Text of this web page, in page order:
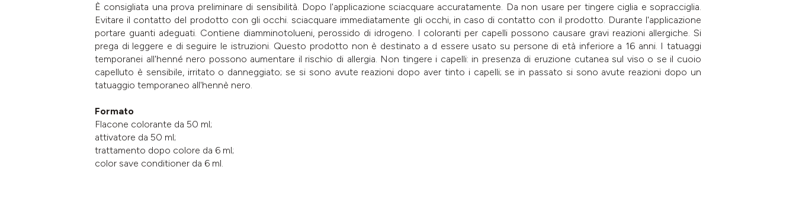
È consigliata una prova preliminare di sensibilità. Dopo l'applicazione sciacquare accuratamente. Da non usare per tingere ciglia e sopracciglia.
Evitare il contatto del prodotto con gli occhi. sciacquare immediatamente gli occhi, in caso di contatto con il prodotto. Durante l'applicazione
portare guanti adeguati. Contiene diamminotolueni, perossido di idrogeno. I coloranti per capelli possono causare gravi reazioni allergiche. Si
prega di leggere e di seguire le istruzioni. Questo prodotto non è destinato a d essere usato su persone di età inferiore a 16 anni. I tatuaggi
temporanei all'henné nero possono aumentare il rischio di allergia. Non tingere i capelli: in presenza di eruzione cutanea sul viso o se il cuoio
capelluto è sensibile, irritato o danneggiato; se si sono avute reazioni dopo aver tinto i capelli; se in passato si sono avute reazioni dopo un
tatuaggio temporaneo all'hennè nero.
Formato
Flacone colorante da 50 ml;
attivatore da 50 ml;
trattamento dopo colore da 6 ml;
color save conditioner da 6 ml.